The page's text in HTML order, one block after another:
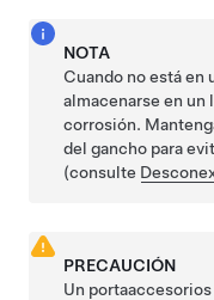
NOTA
Cuando no está en
almacenarse en un
corrosión.
del gancho para
(consulte
PRECAUCIÓN
Un